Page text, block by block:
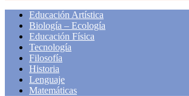
Educación Artística
Biología – Ecología
Educación Física
Tecnología
Filosofía
Historia
Lenguaje
Matemáticas